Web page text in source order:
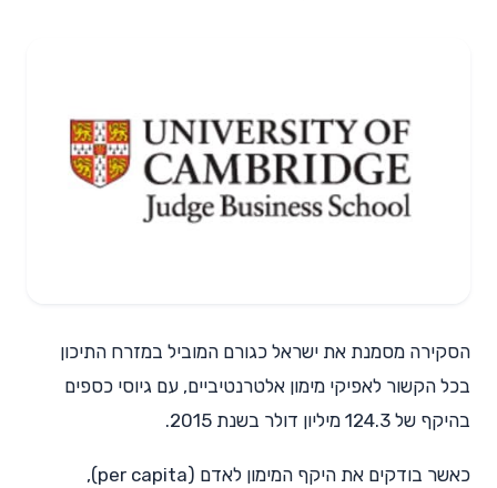
הסקירה מסמנת את ישראל כגורם המוביל במזרח התיכון
בכל הקשור לאפיקי מימון אלטרנטיביים, עם גיוסי כספים
בהיקף של 124.3 מיליון דולר בשנת 2015.
כאשר בודקים את היקף המימון לאדם (per capita),